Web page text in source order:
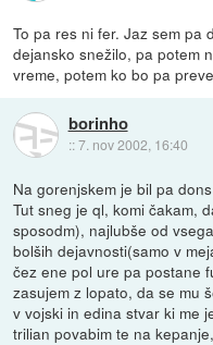
To pa res ni fer. Jaz sem pa
dejansko snežilo, pa potem
vreme, potem ko bo pa
borinho
::7. nov 2002, 16:40
Na gorenjskem je bil pa
Tut sneg je ql, komi čakam,
sposodm), najlubše od
bolših dejavnosti(samo v
čez ene pol ure pa postane
zasujem z lopato, da se mu
v vojski in edina stvar ki me
trilian povabim te na